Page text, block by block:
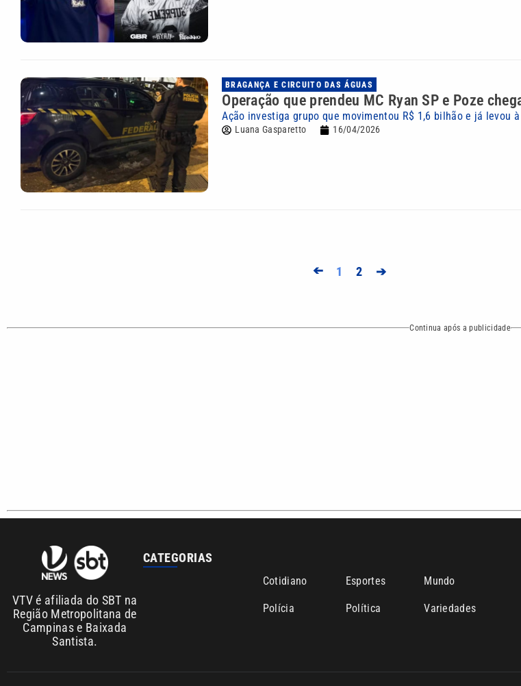
BRAGANÇA E CIRCUITO DAS ÁGUAS
Operação que prendeu MC Ryan SP e Poze
Ação investiga grupo que movimentou R$ 1,6 bilhão e já levou
Luana Gasparetto 16/04/2026
➔ 1 2 ➔
Continua após a publicidade
Sobre nós Anuncie agora com a emissora VTV SBT Área de cobertura que a VTV SBT acompanha: Entre em
Copyright © 2026. Todos os direitos reservados | Empresa de Comunicação PRM Ltda – CNPJ: 01.773.119.0001-60